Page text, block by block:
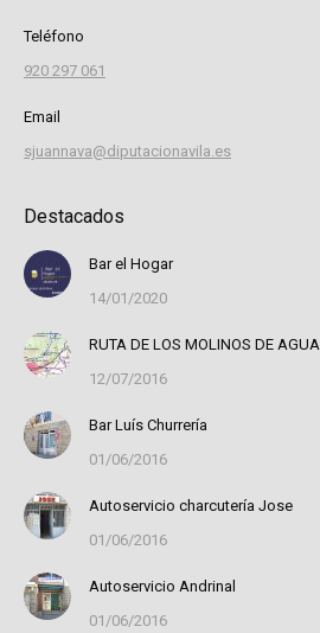
Teléfono
920 297 061
Email
sjuannava@diputacionavila.es
Destacados
Bar el Hogar
14/01/2020
RUTA DE LOS MOLINOS DE AGUA
12/07/2016
Bar Luís Churrería
01/06/2016
Autoservicio charcutería Jose
01/06/2016
Autoservicio Andrinal
01/06/2016